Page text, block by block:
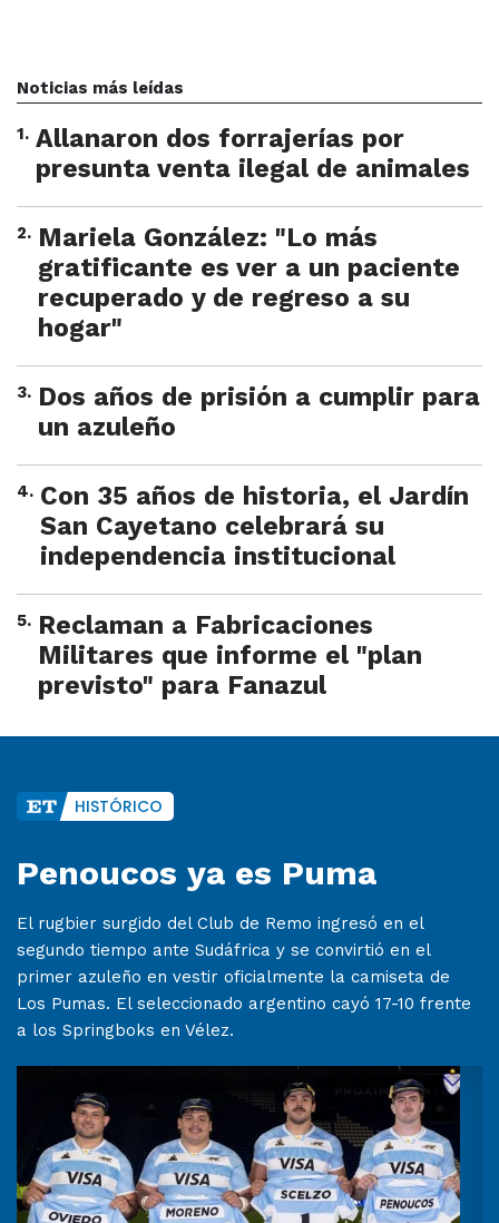
Noticias más leídas
1. Allanaron dos forrajerías por
presunta venta ilegal de animales
2. Mariela González: "Lo más
gratificante es ver a un paciente
recuperado y de regreso a su
hogar"
3. Dos años de prisión a cumplir para
un azuleño
4. Con 35 años de historia, el Jardín
San Cayetano celebrará su
independencia institucional
5. Reclaman a Fabricaciones
Militares que informe el "plan
previsto" para Fanazul
HISTÓRICO
Penoucos ya es Puma
El rugbier surgido del Club de Remo ingresó en el
segundo tiempo ante Sudáfrica y se convirtió en el
primer azuleño en vestir oficialmente la camiseta de
Los Pumas. El seleccionado argentino cayó 17-10 frente
a los Springboks en Vélez.